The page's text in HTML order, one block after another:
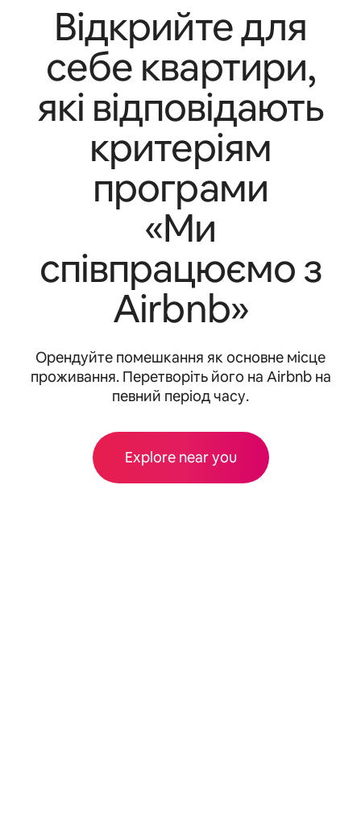
Відкрийте для
себе квартири,
які відповідають
критеріям
програми
«Ми
співпрацюємо з
Airbnb»
Орендуйте помешкання як основне місце
проживання. Перетворіть його на Airbnb на
певний період часу.
Explore near you